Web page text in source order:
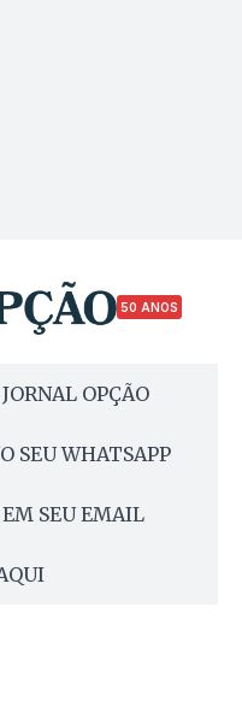
50 ANOS
OPÇÃO
SEU WHATSAPP
SEU EMAIL